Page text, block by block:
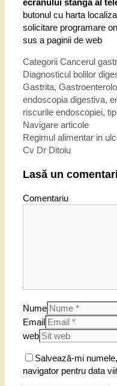
ecranului stanga al
butonul cu harta
solicitare programare
sus a paginii de web
Categorii Cancerul
Diagnosticul bolilor
Gastrita,
endoscopia digestiva,
riscurile endoscopiei,
Navigare articole
Regimul alimentar in
Cv Dr Ditoiu
Lasă un
Comentariu
Nume
Email
web
Salvează-mi
navigator pentru data